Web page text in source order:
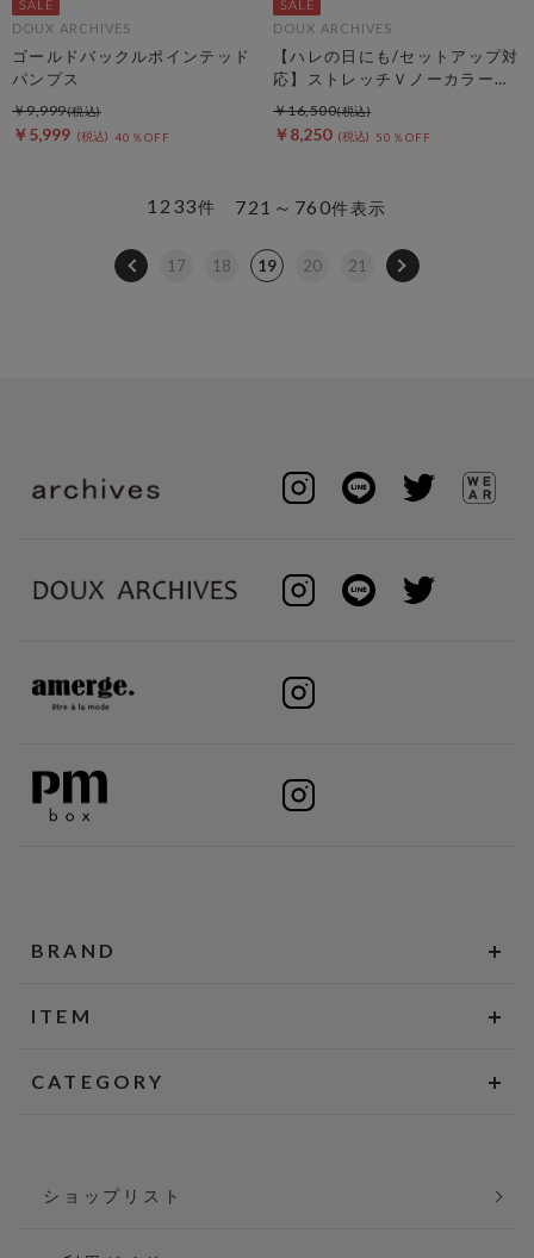
DOUX ARCHIVES
ゴールドバックルポインテッド
パンプス
￥5,999 40％OFF
￥9,999
DOUX ARCHIVES
【ハレの日にも/セットアップ対
応】ストレッチＶノーカラージ
ャケット
￥8,250 50％OFF
￥16,500
721～760件表示
1233件
17 18 19 20 21
BRAND
ITEM
CATEGORY
ショップリスト